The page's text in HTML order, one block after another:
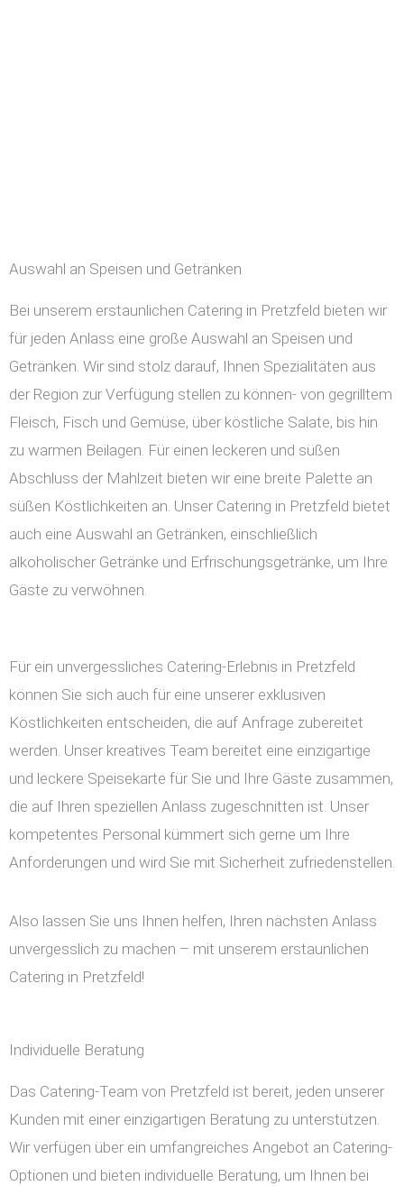
Auswahl an Speisen und Getränken
Bei unserem erstaunlichen Catering in Pretzfeld bieten wir
für jeden Anlass eine große Auswahl an Speisen und
Getränken. Wir sind stolz darauf, Ihnen Spezialitäten aus
der Region zur Verfügung stellen zu können- von gegrilltem
Fleisch, Fisch und Gemüse, über köstliche Salate, bis hin
zu warmen Beilagen. Für einen leckeren und süßen
Abschluss der Mahlzeit bieten wir eine breite Palette an
süßen Köstlichkeiten an. Unser Catering in Pretzfeld bietet
auch eine Auswahl an Getränken, einschließlich
alkoholischer Getränke und Erfrischungsgetränke, um Ihre
Gäste zu verwöhnen.
Für ein unvergessliches Catering-Erlebnis in Pretzfeld
können Sie sich auch für eine unserer exklusiven
Köstlichkeiten entscheiden, die auf Anfrage zubereitet
werden. Unser kreatives Team bereitet eine einzigartige
und leckere Speisekarte für Sie und Ihre Gäste zusammen,
die auf Ihren speziellen Anlass zugeschnitten ist. Unser
kompetentes Personal kümmert sich gerne um Ihre
Anforderungen und wird Sie mit Sicherheit zufriedenstellen.
Also lassen Sie uns Ihnen helfen, Ihren nächsten Anlass
unvergesslich zu machen – mit unserem erstaunlichen
Catering in Pretzfeld!
Individuelle Beratung
Das Catering-Team von Pretzfeld ist bereit, jeden unserer
Kunden mit einer einzigartigen Beratung zu unterstützen.
Wir verfügen über ein umfangreiches Angebot an Catering-
Optionen und bieten individuelle Beratung, um Ihnen bei